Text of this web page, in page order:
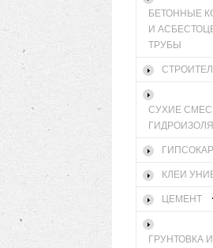
БЕТОННЫЕ
И
ТРУБЫ
СУХИЕ
КЛЕИ
ЦЕМЕНТ
ГРУНТОВКА И